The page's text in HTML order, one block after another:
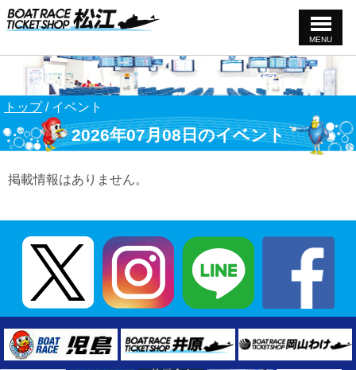
このページの本文へ
MENU
現
の
位
置：
トップ/ イベント
2026年07月08日のイベント
掲載情報はありません。